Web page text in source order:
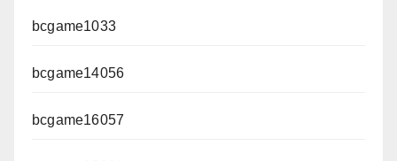
bcgame1033
bcgame14056
bcgame16057